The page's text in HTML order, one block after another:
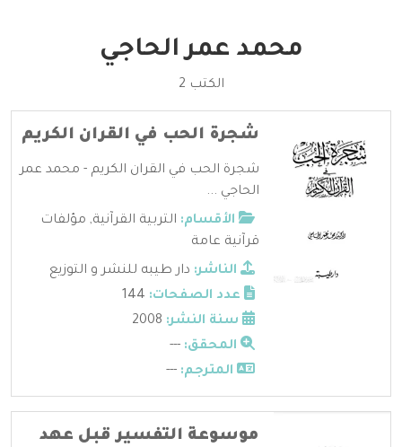
محمد عمر الحاجي
الكتب 2
شجرة الحب في القران الكريم
شجرة الحب في القران الكريم - محمد عمر
الحاجي ...
الأقسام: التربية القرآنية, مؤلفات
قرآنية عامة
الناشر: دار طيبه للنشر و التوزيع
عدد الصفحات:
سنة النشر:
المحقق: ---
المترجم: ---
موسوعة التفسير قبل عهد